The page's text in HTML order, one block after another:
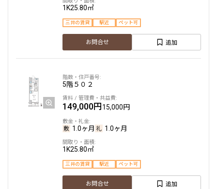
1分以内
5分以内
10分以内
15分以内
申込無し物件のみ表示
1K25.80㎡
三井の賃貸 駅近 ペット可
お問合せ 追加
5階５０２
149,000円15,000円
1.0ヶ月 1.0ヶ月
1K25.80㎡
三井の賃貸 駅近 ペット可
お問合せ 追加